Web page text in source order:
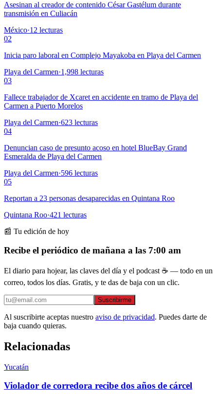
Asesinan al creador de contenido César Gastélum durante
transmisión en Culiacán
México·12 lecturas
02
Inicia paro laboral en Complejo Mayakoba en Playa del Carmen
Playa del Carmen·1,998 lecturas
03
Fallece trabajador de Xcaret en accidente en tramo de Playa del
Carmen a Puerto Morelos
Playa del Carmen·623 lecturas
04
Denuncian caso de presunto acoso en hotel BlueBay Grand
Esmeralda de Playa del Carmen
Playa del Carmen·596 lecturas
05
Reportan a 23 personas desaparecidas en Quintana Roo
Quintana Roo·421 lecturas
📰 Tu edición de hoy
Recibe el periódico de mañana a las 7:00 am
El diario para hojear, las claves del día y el podcast ☕ — todo en un
correo, todos los días. Gratis, y te das de baja con un clic.
Suscribirme
Al suscribirte aceptas nuestro aviso de privacidad. Puedes darte de
baja cuando quieras.
Relacionadas
Yucatán
Violador de corredora recibe dos años de cárcel